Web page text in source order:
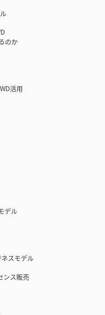
のか
活用
デル
スモデル
ンス販売